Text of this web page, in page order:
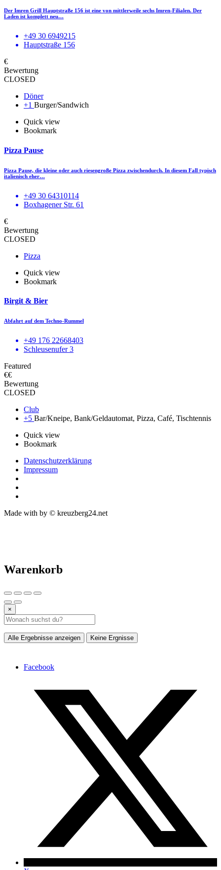
Der Imren Grill Hauptstraße 156 ist eine von mittlerweile sechs Imren-Filialen. Der
Laden ist komplett neu…
+49 30 6949215
Hauptstraße 156
€
Bewertung
CLOSED
Döner
+1 Burger/Sandwich
Quick view
Bookmark
Pizza Pause
Pizza Pause, die kleine oder auch riesengroße Pizza zwischendurch. In diesem Fall typisch
italienisch eher…
+49 30 64310114
Boxhagener Str. 61
€
Bewertung
CLOSED
Pizza
Quick view
Bookmark
Birgit & Bier
Abfahrt auf dem Techno-Rummel
+49 176 22668403
Schleusenufer 3
Featured
€€
Bewertung
CLOSED
Club
+5 Bar/Kneipe, Bank/Geldautomat, Pizza, Café, Tischtennis
Quick view
Bookmark
Datenschutzerklärung
Impressum
Made with by © kreuzberg24.net
Warenkorb
×
Alle Ergebnisse anzeigen Keine Ergnisse
Facebook